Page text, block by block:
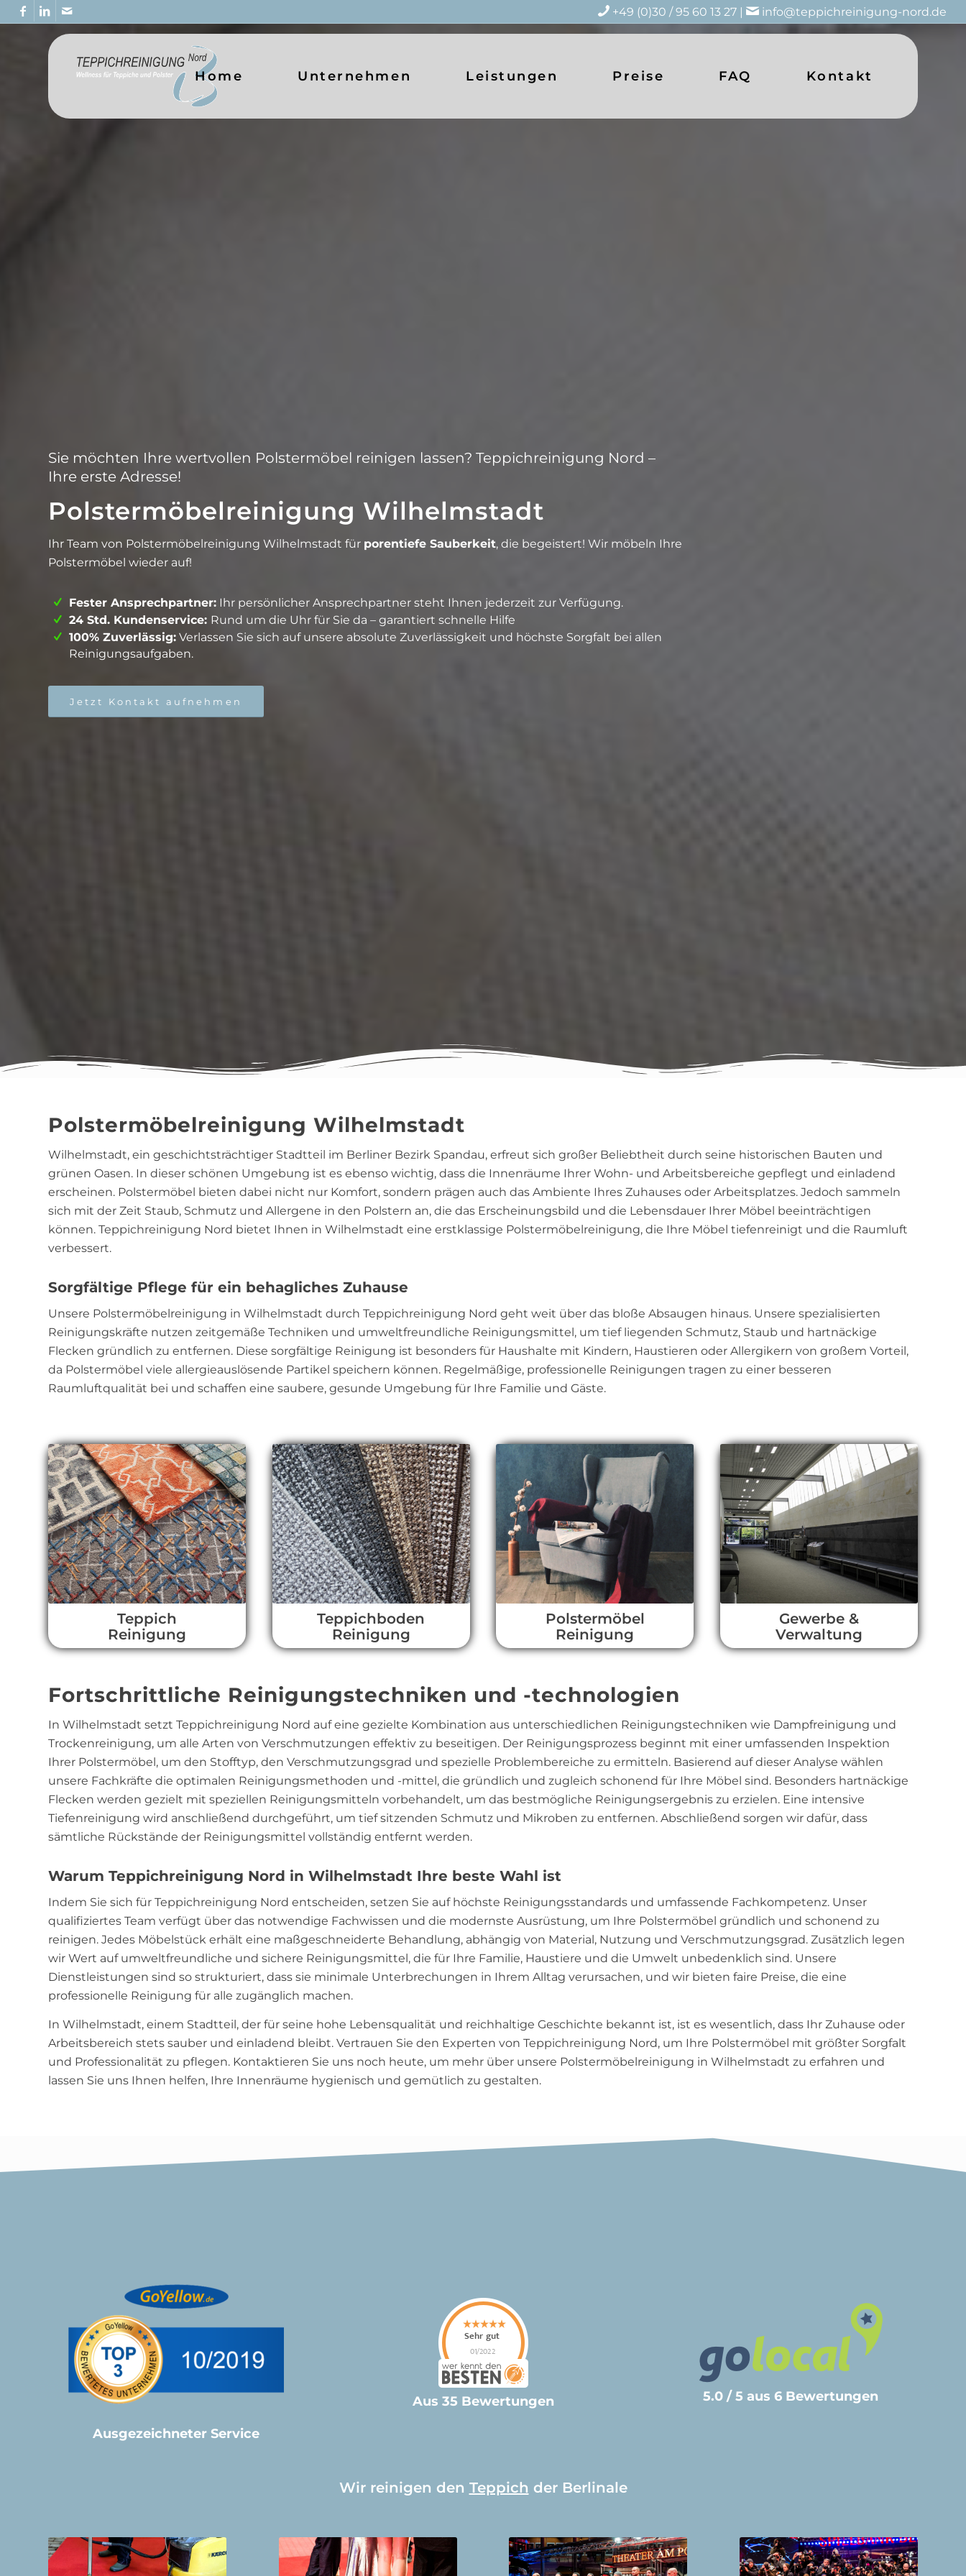
+49 (0)30 / 95 60 13 27 | info@teppichreinigung-nord.de
Home Unternehmen Leistungen Preise FAQ Kontakt
Sie möchten Ihre wertvollen Polstermöbel reinigen lassen? Teppichreinigung Nord –
Ihre erste Adresse!
Polstermöbelreinigung Wilhelmstadt
Ihr Team von Polstermöbelreinigung Wilhelmstadt für porentiefe Sauberkeit, die begeistert! Wir möbeln Ihre
Polstermöbel wieder auf!
Fester Ansprechpartner: Ihr persönlicher Ansprechpartner steht Ihnen jederzeit zur Verfügung.
24 Std. Kundenservice: Rund um die Uhr für Sie da – garantiert schnelle Hilfe
100% Zuverlässig: Verlassen Sie sich auf unsere absolute Zuverlässigkeit und höchste Sorgfalt bei allen
Reinigungsaufgaben.
Jetzt Kontakt aufnehmen
Polstermöbelreinigung Wilhelmstadt
Wilhelmstadt, ein geschichtsträchtiger Stadtteil im Berliner Bezirk Spandau, erfreut sich großer Beliebtheit durch seine historischen Bauten und
grünen Oasen. In dieser schönen Umgebung ist es ebenso wichtig, dass die Innenräume Ihrer Wohn- und Arbeitsbereiche gepflegt und einladend
erscheinen. Polstermöbel bieten dabei nicht nur Komfort, sondern prägen auch das Ambiente Ihres Zuhauses oder Arbeitsplatzes. Jedoch sammeln
sich mit der Zeit Staub, Schmutz und Allergene in den Polstern an, die das Erscheinungsbild und die Lebensdauer Ihrer Möbel beeinträchtigen
können. Teppichreinigung Nord bietet Ihnen in Wilhelmstadt eine erstklassige Polstermöbelreinigung, die Ihre Möbel tiefenreinigt und die Raumluft
verbessert.
Sorgfältige Pflege für ein behagliches Zuhause
Unsere Polstermöbelreinigung in Wilhelmstadt durch Teppichreinigung Nord geht weit über das bloße Absaugen hinaus. Unsere spezialisierten
Reinigungskräfte nutzen zeitgemäße Techniken und umweltfreundliche Reinigungsmittel, um tief liegenden Schmutz, Staub und hartnäckige
Flecken gründlich zu entfernen. Diese sorgfältige Reinigung ist besonders für Haushalte mit Kindern, Haustieren oder Allergikern von großem Vorteil,
da Polstermöbel viele allergieauslösende Partikel speichern können. Regelmäßige, professionelle Reinigungen tragen zu einer besseren
Raumluftqualität bei und schaffen eine saubere, gesunde Umgebung für Ihre Familie und Gäste.
Teppich
Reinigung
Teppichboden
Reinigung
Polstermöbel
Reinigung
Gewerbe &
Verwaltung
Fortschrittliche Reinigungstechniken und -technologien
In Wilhelmstadt setzt Teppichreinigung Nord auf eine gezielte Kombination aus unterschiedlichen Reinigungstechniken wie Dampfreinigung und
Trockenreinigung, um alle Arten von Verschmutzungen effektiv zu beseitigen. Der Reinigungsprozess beginnt mit einer umfassenden Inspektion
Ihrer Polstermöbel, um den Stofftyp, den Verschmutzungsgrad und spezielle Problembereiche zu ermitteln. Basierend auf dieser Analyse wählen
unsere Fachkräfte die optimalen Reinigungsmethoden und -mittel, die gründlich und zugleich schonend für Ihre Möbel sind. Besonders hartnäckige
Flecken werden gezielt mit speziellen Reinigungsmitteln vorbehandelt, um das bestmögliche Reinigungsergebnis zu erzielen. Eine intensive
Tiefenreinigung wird anschließend durchgeführt, um tief sitzenden Schmutz und Mikroben zu entfernen. Abschließend sorgen wir dafür, dass
sämtliche Rückstände der Reinigungsmittel vollständig entfernt werden.
Warum Teppichreinigung Nord in Wilhelmstadt Ihre beste Wahl ist
Indem Sie sich für Teppichreinigung Nord entscheiden, setzen Sie auf höchste Reinigungsstandards und umfassende Fachkompetenz. Unser
qualifiziertes Team verfügt über das notwendige Fachwissen und die modernste Ausrüstung, um Ihre Polstermöbel gründlich und schonend zu
reinigen. Jedes Möbelstück erhält eine maßgeschneiderte Behandlung, abhängig von Material, Nutzung und Verschmutzungsgrad. Zusätzlich legen
wir Wert auf umweltfreundliche und sichere Reinigungsmittel, die für Ihre Familie, Haustiere und die Umwelt unbedenklich sind. Unsere
Dienstleistungen sind so strukturiert, dass sie minimale Unterbrechungen in Ihrem Alltag verursachen, und wir bieten faire Preise, die eine
professionelle Reinigung für alle zugänglich machen.
In Wilhelmstadt, einem Stadtteil, der für seine hohe Lebensqualität und reichhaltige Geschichte bekannt ist, ist es wesentlich, dass Ihr Zuhause oder
Arbeitsbereich stets sauber und einladend bleibt. Vertrauen Sie den Experten von Teppichreinigung Nord, um Ihre Polstermöbel mit größter Sorgfalt
und Professionalität zu pflegen. Kontaktieren Sie uns noch heute, um mehr über unsere Polstermöbelreinigung in Wilhelmstadt zu erfahren und
lassen Sie uns Ihnen helfen, Ihre Innenräume hygienisch und gemütlich zu gestalten.
Ausgezeichneter Service
Aus 35 Bewertungen 5.0 / 5 aus 6 Bewertungen
Wir reinigen den Teppich der Berlinale